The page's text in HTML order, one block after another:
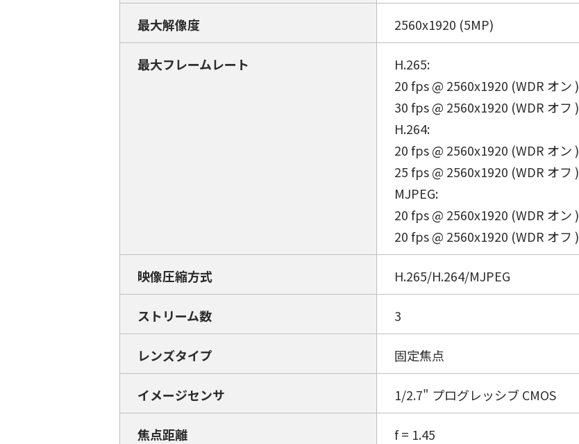
最大解像度 2560x1920 (5MP)
最大フレームレート
H.265:
20 fps @ 2560x1920 (WDR オン )
30 fps @ 2560x1920 (WDR オフ )
H.264:
20 fps @ 2560x1920 (WDR オン )
25 fps @ 2560x1920 (WDR オフ )
MJPEG:
20 fps @ 2560x1920 (WDR オン )
20 fps @ 2560x1920 (WDR オフ )
映像圧縮方式 H.265/H.264/MJPEG
ストリーム数 3
レンズタイプ 固定焦点
イメージセンサ 1/2.7" プログレッシブ CMOS
焦点距離 f = 1.45